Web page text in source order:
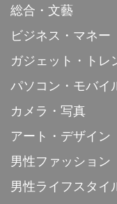
総合・文藝
ビジネス・マネー
ガジェット・トレ
パソコン・モバイ
カメラ・写真
アート・デザイン
男性ファッション
男性ライフスタイ